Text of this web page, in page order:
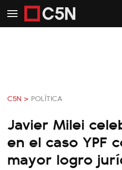
C5N > POLÍTICA
Javier Milei
en el caso YPF
mayor logro